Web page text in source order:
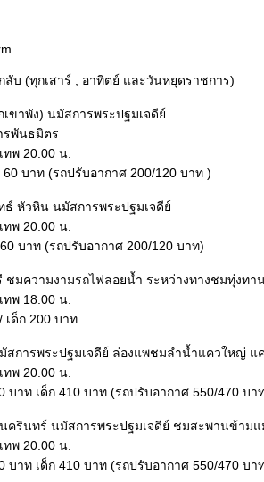
ลับ (ทุกเสาร์ , อาทิตย์ และวันหยุดราชการ)
ขาพัง) นมัสการพระปฐมเจดีย์
พันธมิตร
ทพ 20.00 น.
บาท (รถปรับอากาศ 200/120 บาท )
ธ์ หัวหิน นมัสการพระปฐมเจดีย์
ทพ 20.00 น.
บาท (รถปรับอากาศ 200/120 บาท)
ชมความงามรถไฟลอยน้ำ ระหว่างทางชมทุ่งทา
ทพ 18.00 น.
เด็ก 200 บาท
สการพระปฐมเจดีย์ ล่องแพชมลำน้ำแควใหญ่ แ
ทพ 20.00 น.
บาท เด็ก 410 บาท (รถปรับอากาศ 550/470 บา
ครินทร์ นมัสการพระปฐมเจดีย์ ชมสะพานข้าม
ทพ 20.00 น.
บาท เด็ก 410 บาท (รถปรับอากาศ 550/470 บา